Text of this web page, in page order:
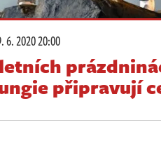
6. 2020 20:00
připravují